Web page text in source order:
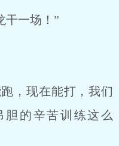
干一场！”
，现在能打，我们
的辛苦训练这么